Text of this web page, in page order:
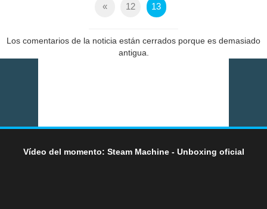
« 12 13
Los comentarios de la noticia están cerrados porque es demasiado
antigua.
Vídeo del momento: Steam Machine - Unboxing oficial